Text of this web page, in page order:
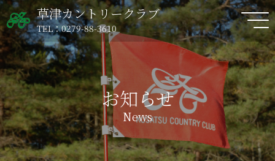
草津カントリークラブ
TEL：0279-88-3610
お知らせ
News